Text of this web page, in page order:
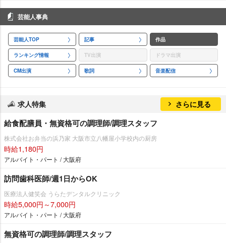
芸能人事典
芸能人TOP 記事 作品
ランキング情報 TV出演 ドラマ出演
CM出演 歌詞 音楽配信
求人特集 さらに見る
給食配膳員・無資格可の調理師/調理スタッフ
株式会社お弁当の浜乃家 大阪市立八幡屋小学校内の厨房
時給1,180円
アルバイト・パート / 大阪府
訪問歯科医師/週1日からOK
医療法人健笑会 うらたデンタルクリニック
時給5,000円～7,000円
アルバイト・パート / 大阪府
無資格可の調理師/調理スタッフ